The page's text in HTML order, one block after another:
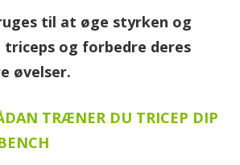
til at øge styrken og
triceps og forbedre deres
øvelser.
TRÆNER DU TRICEP DIP